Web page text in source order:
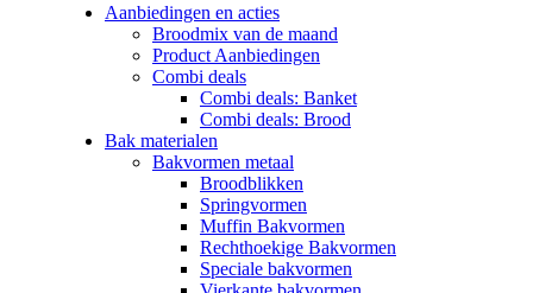
Aanbiedingen en acties
Broodmix van de maand
Product Aanbiedingen
Combi deals
Combi deals: Banket
Combi deals: Brood
Bak materialen
Bakvormen metaal
Broodblikken
Springvormen
Muffin Bakvormen
Rechthoekige Bakvormen
Speciale bakvormen